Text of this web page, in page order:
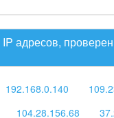
адресов,
192.168.0.140
104.28.156.68